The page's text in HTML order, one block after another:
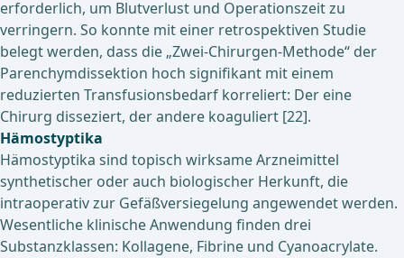
erforderlich, um Blutverlust und Operationszeit zu
verringern. So konnte mit einer retrospektiven Studie
belegt werden, dass die „Zwei-Chirurgen-Methode“ der
Parenchymdissektion hoch signifikant mit einem
reduzierten Transfusionsbedarf korreliert: Der eine
Chirurg disseziert, der andere koaguliert [22].
Hämostyptika
Hämostyptika sind topisch wirksame Arzneimittel
synthetischer oder auch biologischer Herkunft, die
intraoperativ zur Gefäßversiegelung angewendet werden.
Wesentliche klinische Anwendung finden drei
Substanzklassen: Kollagene, Fibrine und Cyanoacrylate.